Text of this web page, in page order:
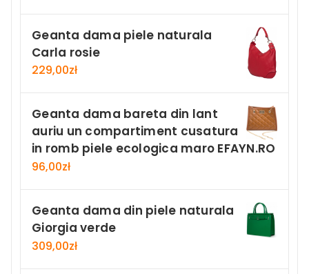
Geanta dama piele naturala
Carla rosie
229,00zł
Geanta dama bareta din lant
auriu un compartiment cusatura
in romb piele ecologica maro EFAYN.RO
96,00zł
Geanta dama din piele naturala
Giorgia verde
309,00zł